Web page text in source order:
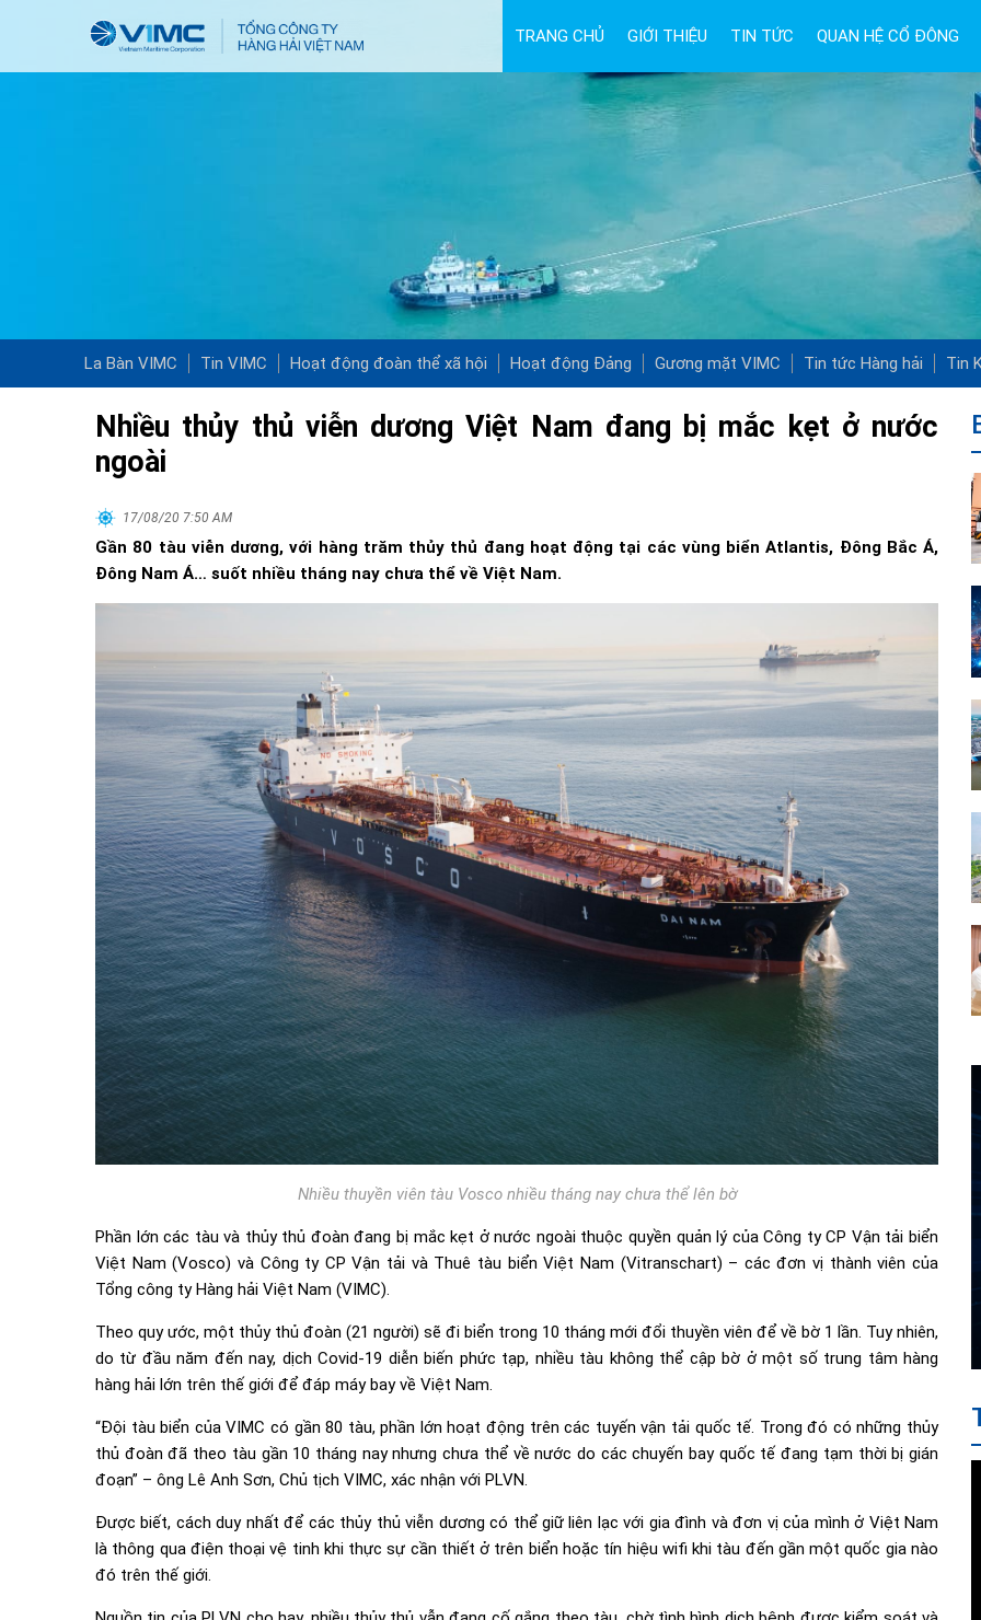
TRANG CHỦ GIỚI THIỆU TIN TỨC QUAN HỆ CỔ ĐÔNG
La Bàn VIMC Tin VIMC Hoạt động đoàn thể xã hội Hoạt động Đảng Gương mặt VIMC Tin tức Hàng hải Tin
Nhiều thủy thủ viễn dương Việt Nam đang bị mắc kẹt ở nước
ngoài
17/08/20 7:50 AM
Gần 80 tàu viễn dương, với hàng trăm thủy thủ đang hoạt động tại các vùng biển Atlantis, Đông Bắc Á,
Đông Nam Á… suốt nhiều tháng nay chưa thể về Việt Nam.
Nhiều thuyền viên tàu Vosco nhiều tháng nay chưa thể lên bờ
Phần lớn các tàu và thủy thủ đoàn đang bị mắc kẹt ở nước ngoài thuộc quyền quản lý của Công ty CP Vận tải biển
Việt Nam (Vosco) và Công ty CP Vận tải và Thuê tàu biển Việt Nam (Vitranschart) – các đơn vị thành viên của
Tổng công ty Hàng hải Việt Nam (VIMC).
Theo quy ước, một thủy thủ đoàn (21 người) sẽ đi biển trong 10 tháng mới đổi thuyền viên để về bờ 1 lần. Tuy nhiên,
do từ đầu năm đến nay, dịch Covid-19 diễn biến phức tạp, nhiều tàu không thể cập bờ ở một số trung tâm hàng
hàng hải lớn trên thế giới để đáp máy bay về Việt Nam.
“Đội tàu biển của VIMC có gần 80 tàu, phần lớn hoạt động trên các tuyến vận tải quốc tế. Trong đó có những thủy
thủ đoàn đã theo tàu gần 10 tháng nay nhưng chưa thể về nước do các chuyến bay quốc tế đang tạm thời bị gián
đoạn” – ông Lê Anh Sơn, Chủ tịch VIMC, xác nhận với PLVN.
Được biết, cách duy nhất để các thủy thủ viễn dương có thể giữ liên lạc với gia đình và đơn vị của mình ở Việt Nam
là thông qua điện thoại vệ tinh khi thực sự cần thiết ở trên biển hoặc tín hiệu wifi khi tàu đến gần một quốc gia nào
đó trên thế giới.